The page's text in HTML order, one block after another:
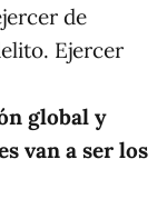
de
Ejercer
global y
van a ser los